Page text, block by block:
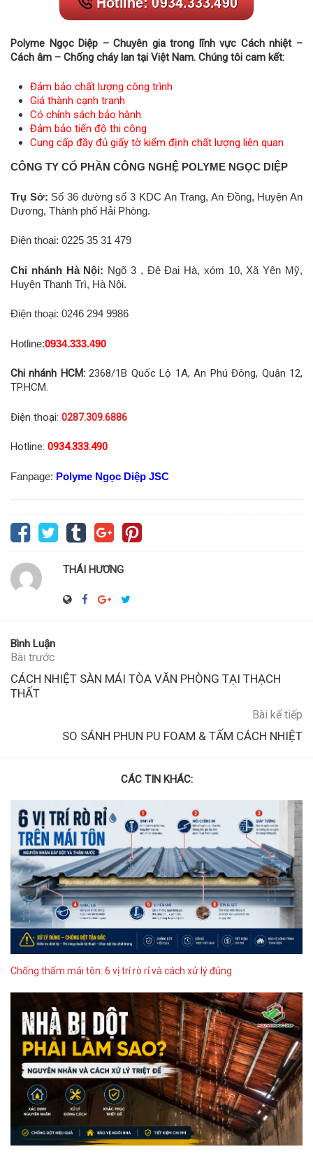
Polyme Ngọc Diệp – Chuyên gia trong lĩnh vực Cách nhiệt –
Cách âm – Chống cháy lan tại Việt Nam. Chúng tôi cam kết:
Đảm bảo chất lượng công trình
Giá thành cạnh tranh
Có chính sách bảo hành
Đảm bảo tiến độ thi công
Cung cấp đầy đủ giấy tờ kiểm định chất lượng liên quan
CÔNG TY CỔ PHẦN CÔNG NGHỆ POLYME NGỌC DIỆP
Trụ Sở: Số 36 đường số 3 KDC An Trang, An Đồng, Huyện An
Dương, Thành phố Hải Phòng.
Điện thoại: 0225 35 31 479
Chi nhánh Hà Nội: Ngõ 3 , Đê Đại Hà, xóm 10, Xã Yên Mỹ,
Huyện Thanh Trì, Hà Nội.
Điện thoại: 0246 294 9986
Hotline:0934.333.490
Chi nhánh HCM:2368/1B Quốc Lộ 1A, An Phú Đông, Quận 12,
TP.HCM.
Điện thoại: 0287.309.6886
Hotline: 0934.333.490
Fanpage: Polyme Ngọc Diệp JSC
THÁI HƯƠNG
Bình Luận
Bài trước
CÁCH NHIỆT SÀN MÁI TÒA VĂN PHÒNG TẠI THẠCH
THẤT
Bài kế tiếp
SO SÁNH PHUN PU FOAM & TẤM CÁCH NHIỆT
CÁC TIN KHÁC:
Chống thấm mái tôn: 6 vị trí rò rỉ và cách xử lý đúng